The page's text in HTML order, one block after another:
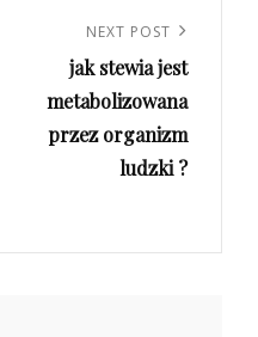
Post
NEXT POST
jak stewia jest
metabolizowana
przez organizm
ludzki ?